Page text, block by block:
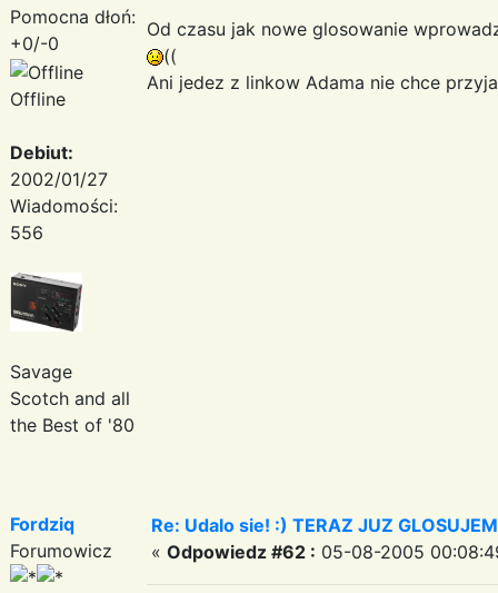
Pomocna dłoń:
+0/-0
Offline
Debiut:
2002/01/27
Wiadomości:
556
Savage
Scotch and all
the Best of '80
Od czasu jak nowe glosowanie
((
Ani jedez z linkow Adama nie chce
Fordziq
Forumowicz
Re: Udalo sie! :) TERAZ JUZ
« Odpowiedz #62 : 05-08-2005